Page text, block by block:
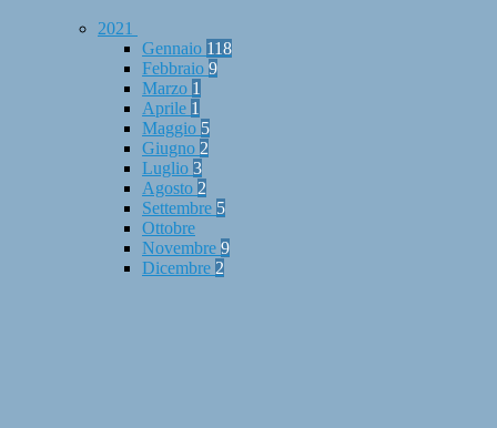
2021
Gennaio 118
Febbraio 9
Marzo 1
Aprile 1
Maggio 5
Giugno 2
Luglio 3
Agosto 2
Settembre 5
Ottobre
Novembre 9
Dicembre 2